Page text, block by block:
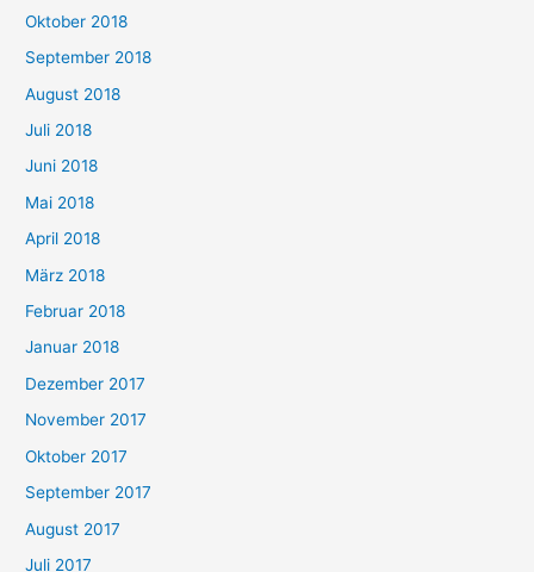
Oktober 2018
September 2018
August 2018
Juli 2018
Juni 2018
Mai 2018
April 2018
März 2018
Februar 2018
Januar 2018
Dezember 2017
November 2017
Oktober 2017
September 2017
August 2017
Juli 2017